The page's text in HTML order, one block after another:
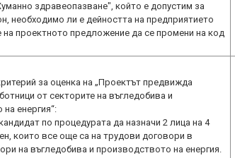
здравеопазване", който е допустим за
необходимо ли е дейността на предприятието
на проектното предложение да се промени на код
за оценка на „Проектът предвижда
от секторите на въгледобива и
енергия“:
по процедурата да назначи 2 лица на 4
които все още са на трудови договори в
на въгледобива и производството на енергия.